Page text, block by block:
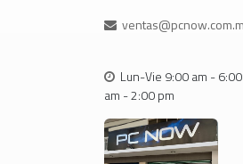
Lun-Vie 9:00 am -
am - 2:00 pm